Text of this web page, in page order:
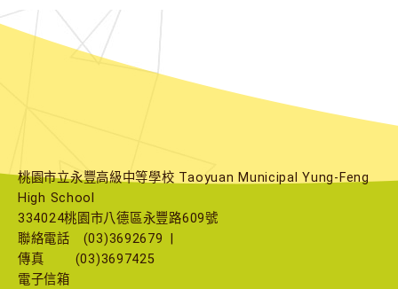
桃園市立永豐高級中等學校 Taoyuan Municipal Yung-Feng
High School
334024桃園市八德區永豐路609號
聯絡電話
(03)3692679
傳真
(03)3697425
電子信箱